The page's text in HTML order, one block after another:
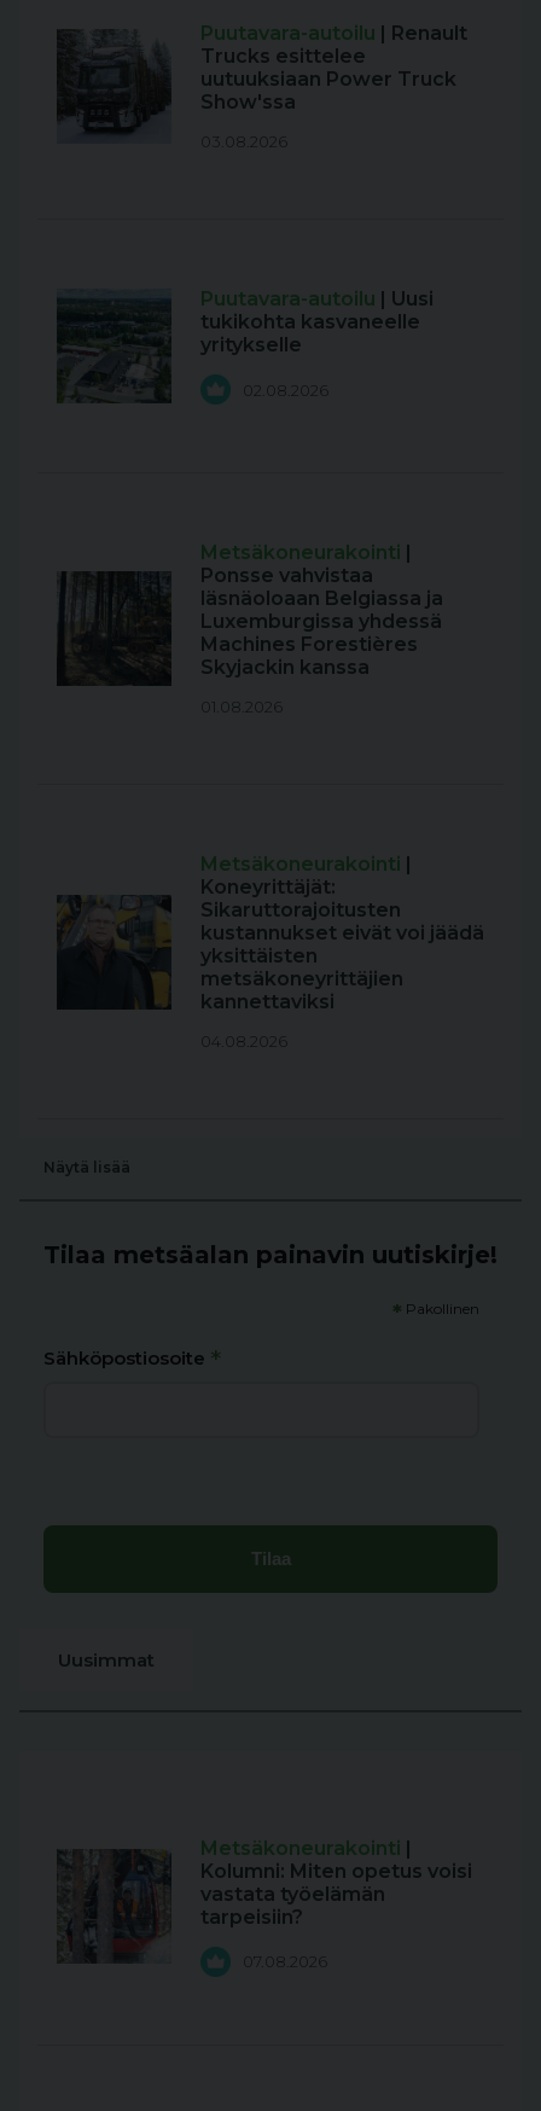
Puutavara-autoilu
| Renault
Trucks esittelee
uutuuksiaan Power Truck
Show'ssa
03.08.2026
Puutavara-autoilu
| Uusi
tukikohta kasvaneelle
yritykselle
02.08.2026
Metsäkoneurakointi
Ponsse vahvistaa
läsnäoloaan Belgiassa ja
Luxemburgissa yhdessä
Machines Forestières
Skyjackin kanssa
01.08.2026
Metsäkoneurakointi
Koneyrittäjät:
Sikaruttorajoitusten
kustannukset eivät voi jäädä
yksittäisten
metsäkoneyrittäjien
kannettaviksi
04.08.2026
Näytä lisää
Tilaa metsäalan painavin uutiskirje!
* Pakollinen
Sähköpostiosoite *
Uusimmat
Metsäkoneurakointi |
Kolumni: Miten opetus voisi
vastata työelämän
tarpeisiin?
07.08.2026